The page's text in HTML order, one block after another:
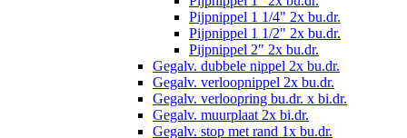
Pijpnippel 1 1/4" 2x bu.dr.
Pijpnippel 1 1/2" 2x bu.dr.
Pijpnippel 2" 2x bu.dr.
Gegalv. dubbele nippel 2x bu.dr.
Gegalv. verloopnippel 2x bu.dr.
Gegalv. verloopring bu.dr. x bi.dr.
Gegalv. muurplaat 2x bi.dr.
Gegalv. stop met rand 1x bu.dr.